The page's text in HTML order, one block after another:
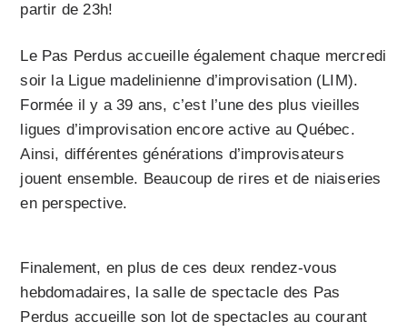
partir de 23h!
Le Pas Perdus accueille également chaque mercredi
soir la Ligue madelinienne d’improvisation (LIM).
Formée il y a 39 ans, c’est l’une des plus vieilles
ligues d’improvisation encore active au Québec.
Ainsi, différentes générations d’improvisateurs
jouent ensemble. Beaucoup de rires et de niaiseries
en perspective.
Finalement, en plus de ces deux rendez-vous
hebdomadaires, la salle de spectacle des Pas
Perdus accueille son lot de spectacles au courant